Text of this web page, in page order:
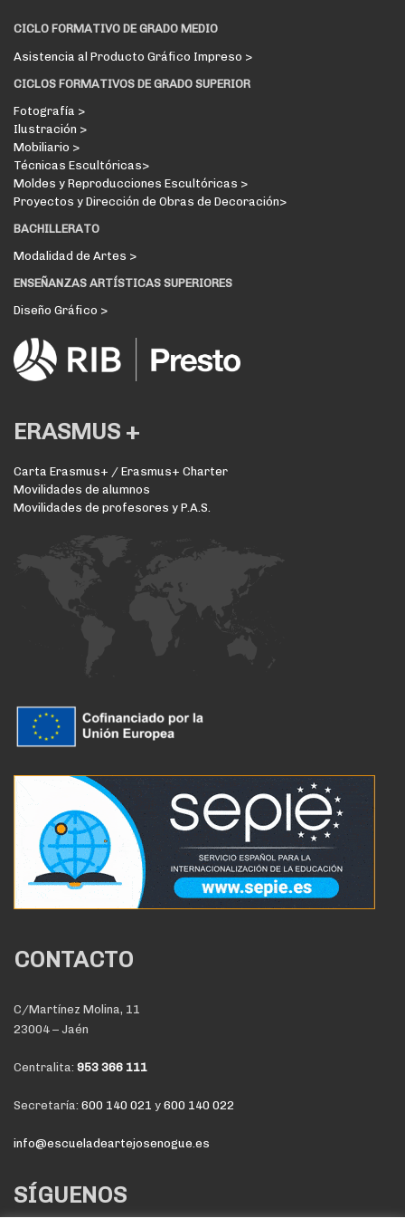
CICLO FORMATIVO DE GRADO MEDIO
Asistencia al Producto Gráfico Impreso >
CICLOS FORMATIVOS DE GRADO SUPERIOR
Fotografía >
Ilustración >
Mobiliario >
Técnicas Escultóricas>
Moldes y Reproducciones Escultóricas >
Proyectos y Dirección de Obras de Decoración>
BACHILLERATO
Modalidad de Artes >
ENSEÑANZAS ARTÍSTICAS SUPERIORES
Diseño Gráfico >
ERASMUS +
Carta Erasmus+ / Erasmus+ Charter
Movilidades de alumnos
Movilidades de profesores y P.A.S.
CONTACTO
C/Martínez Molina, 11
23004 – Jaén
Centralita: 953 366 111
Secretaría: 600 140 021 y 600 140 022
info@escueladeartejosenogue.es
SÍGUENOS